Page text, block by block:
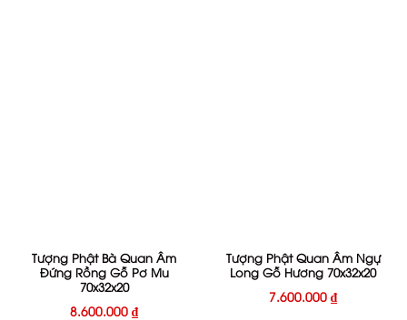
Tượng Phật Bà Quan Âm
Đứng Rồng Gỗ Pơ Mu
70x32x20
8.600.000 ₫
Tượng Phật Quan Âm Ngự
Long Gỗ Hương 70x32x20
7.600.000 ₫